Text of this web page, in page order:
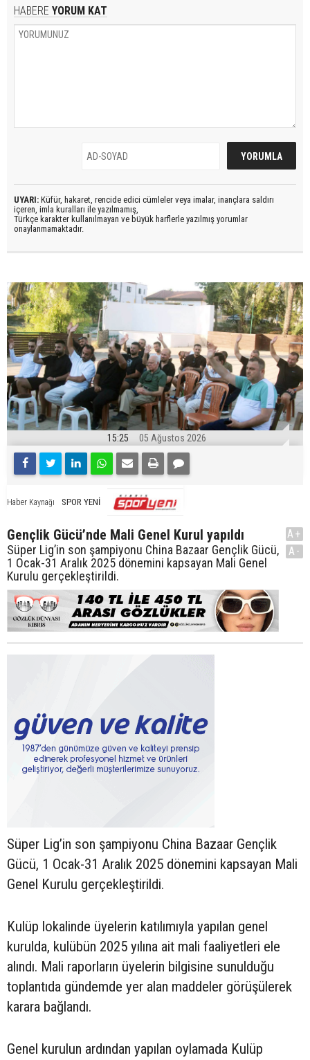
HABERE YORUM KAT
UYARI: Küfür, hakaret, rencide edici cümleler veya imalar, inançlara saldırı
içeren, imla kuralları ile yazılmamış,
Türkçe karakter kullanılmayan ve büyük harflerle yazılmış yorumlar
onaylanmamaktadır.
15:25 05 Ağustos 2026
Haber Kaynağı SPOR YENİ
Gençlik Gücü’nde Mali Genel Kurul yapıldı
Süper Lig’in son şampiyonu China Bazaar Gençlik Gücü,
1 Ocak-31 Aralık 2025 dönemini kapsayan Mali Genel
Kurulu gerçekleştirildi.
A+
A-
Süper Lig’in son şampiyonu China Bazaar Gençlik
Gücü, 1 Ocak-31 Aralık 2025 dönemini kapsayan Mali
Genel Kurulu gerçekleştirildi.
Kulüp lokalinde üyelerin katılımıyla yapılan genel
kurulda, kulübün 2025 yılına ait mali faaliyetleri ele
alındı. Mali raporların üyelerin bilgisine sunulduğu
toplantıda gündemde yer alan maddeler görüşülerek
karara bağlandı.
Genel kurulun ardından yapılan oylamada Kulüp